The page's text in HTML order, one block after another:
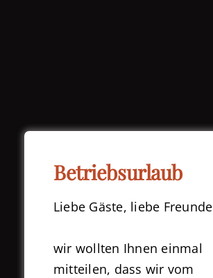
Betriebsurlaub
Liebe Gäste, liebe Freunde
wir wollten Ihnen einmal
mitteilen, dass wir vom